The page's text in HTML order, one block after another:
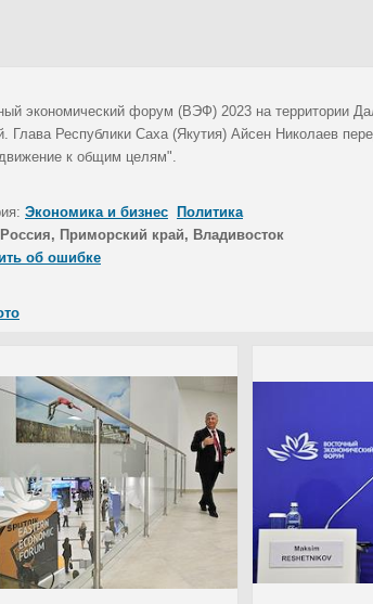
экономический форум (ВЭФ) 2023 на территории
Глава Республики Саха (Якутия) Айсен Николаев
к общим целям".
Экономика и бизнес Политика
Россия, Приморский край, Владивосток
об ошибке